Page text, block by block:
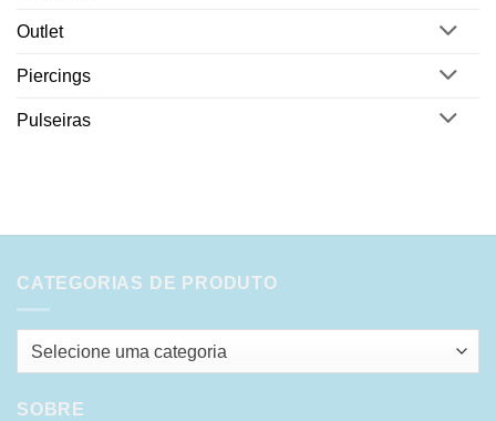
Outlet
Piercings
Pulseiras
CATEGORIAS DE PRODUTO
Selecione uma categoria
SOBRE